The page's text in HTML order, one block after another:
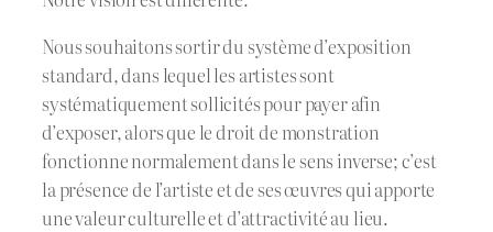
Nous souhaitons sortir du système d’exposition
standard, dans lequel les artistes sont
systématiquement sollicités pour payer afin
d’exposer, alors que le droit de monstration
fonctionne normalement dans le sens inverse; c’est
la présence de l’artiste et de ses œuvres qui apporte
une valeur culturelle et d’attractivité au lieu.